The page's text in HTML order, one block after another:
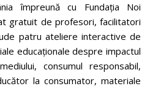
împreună cu Fundația Noi
gratuit de profesori, facilitatori
patru ateliere interactive de
educaționale despre impactul
consumul responsabil,
la consumator, materiale